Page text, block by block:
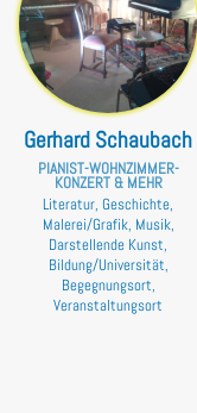
Gerhard Schaubach
PIANIST-WOHNZIMMER-
KONZERT & MEHR
Literatur, Geschichte,
Malerei/Grafik, Musik,
Darstellende Kunst,
Bildung/Universität,
Begegnungsort,
Veranstaltungsort